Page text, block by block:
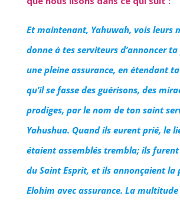
Et maintenant, Yahuwah, vois leurs
donne à tes serviteurs d’annoncer
une pleine assurance, en étendant
qu’il se fasse des guérisons, des
prodiges, par le nom de ton saint
Yahushua. Quand ils eurent prié, le
étaient assemblés trembla; ils
du Saint Esprit, et ils annonçaient la
Elohim avec assurance. La